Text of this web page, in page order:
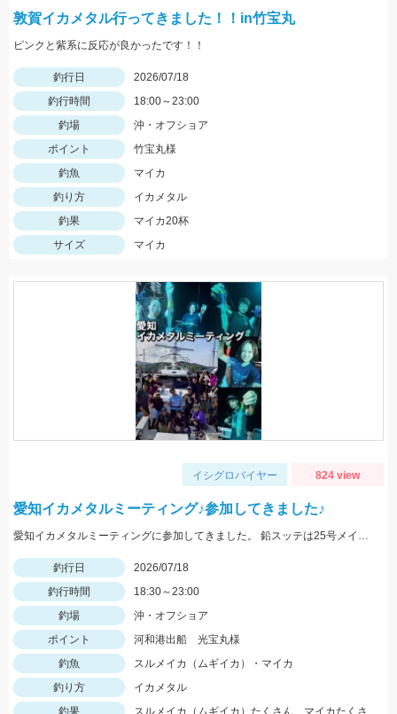
敦賀イカメタル行ってきました！！in竹宝丸
ピンクと紫系に反応が良かったです！！
釣行日
2026/07/18
釣行時間
18:00～23:00
釣場
沖・オフショア
ポイント
竹宝丸様
釣魚
マイカ
釣り方
イカメタル
釣果
マイカ20杯
サイズ
マイカ
イシグロバイヤー 824 view
愛知イカメタルミーティング♪参加してきました♪
愛知イカメタルミーティングに参加してきました。 鉛スッテは25号メイン、小型も多いので、タングステンの方が釣果が伸ばせそうです！
釣行日
2026/07/18
釣行時間
18:30～23:00
釣場
沖・オフショア
ポイント
河和港出船 光宝丸様
釣魚
スルメイカ（ムギイカ）・マイカ
釣り方
イカメタル
釣果
スルメイカ（ムギイカ）たくさん、マイカたくさ